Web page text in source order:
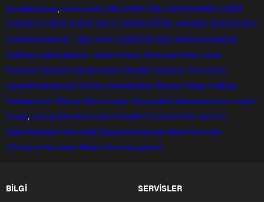
Şereflikoçhisar,Yenimahalle NALLIHAN NALLIHAN HABER SİTESİ
ANKARA HABER SİTESİ BOLU HABER SİTESİ ANKARA SONDAKİKA
ANKARA MASASI NALLIHAN GÜNDEM NALLIHANHASHABER
Nallihan nallihanhasber Ankara Haber Karaman Haber sitesi
Karaman Gündem Karamandan Haberler Karaman Sondakika
Larende Karaman24 Ankara Ankarahaber Beyparı Haber Nallıhan
Nalıhanhaber Memur Memurhaber Kamuhaber Kamudanhaber imaret
asayiş, uyanış haberkaraman Ermenek Ermenekhaber Ayrancı
Kazımkarabekir Sarıveliler Başyayla Karaman Basın Karaman
Televizyon Karaman Radyo Karaman gazete
BİLGİ
SERVİSLER